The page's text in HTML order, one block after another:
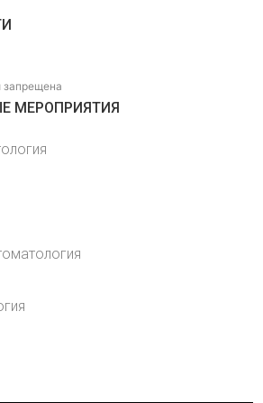
запрещена
МЕРОПРИЯТИЯ